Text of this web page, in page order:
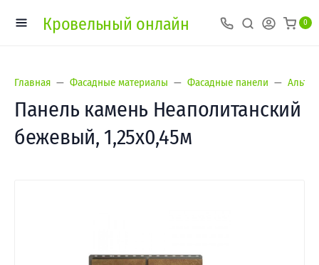
Кровельный онлайн 0
Главная Фасадные материалы Фасадные панели
Панель камень Неаполитанский
бежевый, 1,25х0,45м